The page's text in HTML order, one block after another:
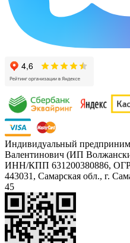
Индивидуальный
Валентинович (ИП
ИНН/КПП 631200380886,
443031, Самарская обл., г.
45